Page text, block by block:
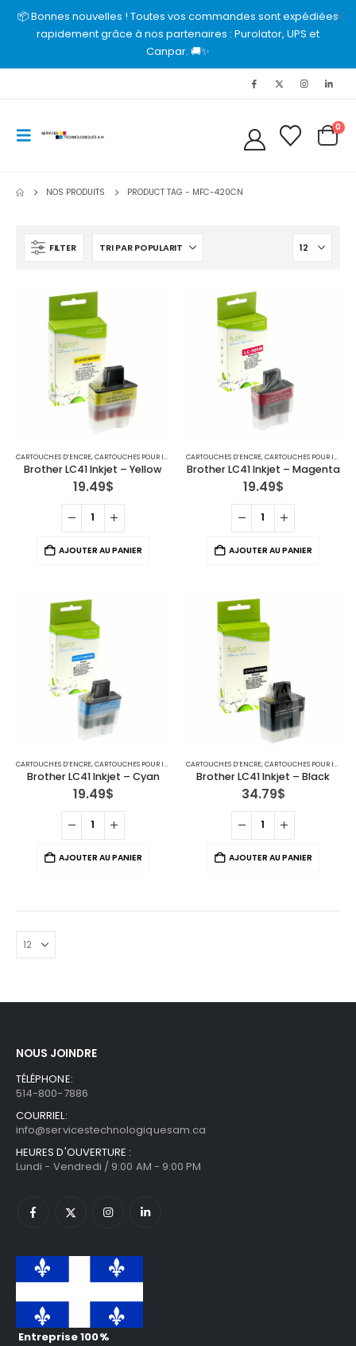
📦 Bonnes nouvelles ! Toutes vos commandes sont expédiées
rapidement grâce à nos partenaires : Purolator, UPS et
Canpar. 🚚✨
0
NOS PRODUITS PRODUCT TAG - MFC-420CN
FILTER
CARTOUCHES D’ENCRE,CARTOUCHES POUR IMPRIMANTES BROTHER ,IMPRIMANTE JET D'ENCRE
Brother LC41 Inkjet – Yellow
19.49$
AJOUTER AU PANIER
CARTOUCHES D’ENCRE,CARTOUCHES POUR IMPRIMANTES BROTHER
Brother LC41 Inkjet – Magenta
19.49$
AJOUTER AU PANIER
CARTOUCHES D’ENCRE,CARTOUCHES POUR IMPRIMANTES BROTHER ,IMPRIMANTE JET D'ENCRE
Brother LC41 Inkjet – Cyan
19.49$
AJOUTER AU PANIER
CARTOUCHES D’ENCRE,CARTOUCHES POUR IMPRIMANTES BROTHER
Brother LC41 Inkjet – Black
34.79$
AJOUTER AU PANIER
NOUS JOINDRE
TÉLÉPHONE:
514-800-7886
COURRIEL:
info@servicestechnologiquesam.ca
HEURES D'OUVERTURE :
Lundi - Vendredi / 9:00 AM - 9:00 PM
Entreprise 100%